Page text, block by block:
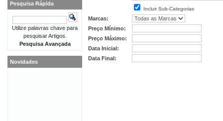
Incluir Sub-Categorias
Marcas:
Preço Mínimo:
Preço Máximo:
Data Inicial:
Data Final:
Pesquisa Rápida
Utilize palavras chave para
pesquisar Artigos.
Pesquisa Avançada
Novidades